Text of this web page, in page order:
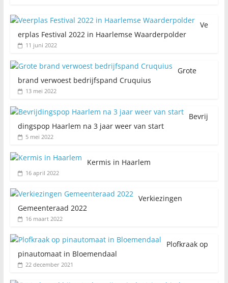
Ve
erplas Festival 2022 in Haarlemse Waarderpolder
11 juni 2022
Grote
brand verwoest bedrijfspand Cruquius
13 mei 2022
Bevrij
dingspop Haarlem na 3 jaar weer van start
5 mei 2022
Kermis in Haarlem
16 april 2022
Verkiezingen
Gemeenteraad 2022
16 maart 2022
Plofkraak op
pinautomaat in Bloemendaal
22 december 2021